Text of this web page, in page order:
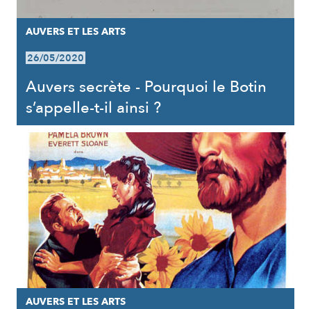
AUVERS ET LES ARTS
26/05/2020
Auvers secrète - Pourquoi le Botin
s’appelle-t-il ainsi ?
AUVERS ET LES ARTS